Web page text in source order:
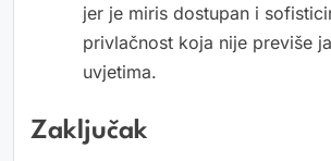
jer je miris dostupan i
privlačnost koja nije previše
uvjetima.
Zaključak